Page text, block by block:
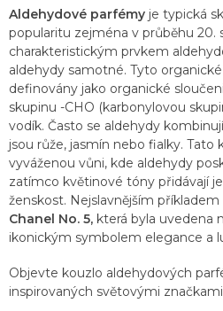
Aldehydové parfémy je typická
popularitu zejména v průběhu 20.
charakteristickým prvkem
aldehydy samotné. Tyto
definovány jako organické
skupinu -CHO (karbonylovou
vodík. Často se aldehydy
jsou růže, jasmín nebo fialky.
vyváženou vůni, kde aldehydy
zatímco květinové tóny přidávají
ženskost. Nejslavnějším
Chanel No. 5, která byla uvedena
ikonickým symbolem elegance a
Objevte kouzlo aldehydových
inspirovaných světovými značkami